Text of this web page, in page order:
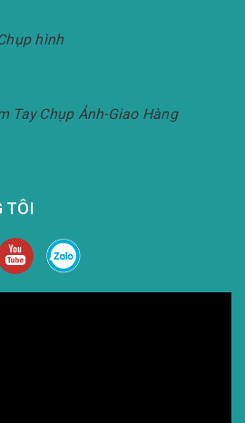
hình
Tay Chụp Ảnh-Giao Hàng
TÔI